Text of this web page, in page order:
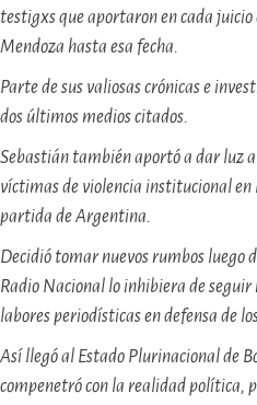
testigxs que aportaron en cada
Mendoza hasta esa fecha.
Parte de sus valiosas crónicas e
dos últimos medios citados.
Sebastián también aportó a dar luz
víctimas de violencia institucional
partida de Argentina.
Decidió tomar nuevos rumbos luego
Radio Nacional lo inhibiera de
labores periodísticas en defensa de
Así llegó al Estado Plurinacional de
compenetró con la realidad política,